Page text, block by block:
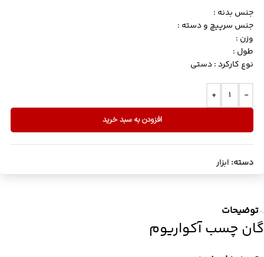
جنس بدنه :
جنس سرپیچ و دسته :
وزن :
طول :
نوع کارکرد : دستی
-
+
افزودن به سبد خرید
دسته: ابزار
توضیحات
گان چسب آکواریوم